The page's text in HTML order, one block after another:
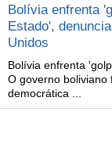
Bolívia enfrenta
Estado',
Unidos
Bolívia enfrenta
O governo boliviano
democrática ...